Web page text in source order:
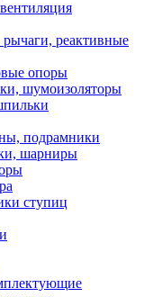
реактивные
опоры
шумоизоляторы
подрамники
шарниры
ступиц